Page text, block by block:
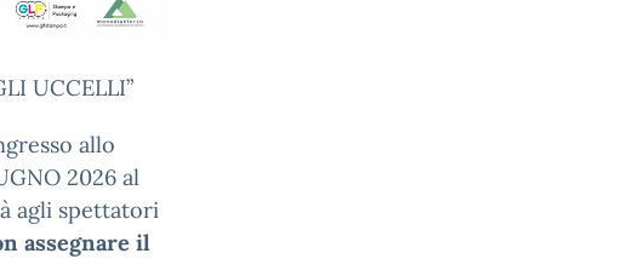
UCCELLI”
allo
2026 al
agli spettatori
assegnare il